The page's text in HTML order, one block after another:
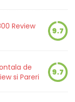
Review
9.7
de
si Pareri
9.7